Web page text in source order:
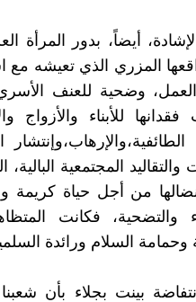
أيضاً، بدور المرأة
المزري الذي تعيشه مع
وضحية للعنف الأسري
فقدانها للأبناء
المجتمعية البالية،
من أجل حياة
والتضحية، فكانت
وحمامة السلام ورائدة
بينت بجلاء بأن